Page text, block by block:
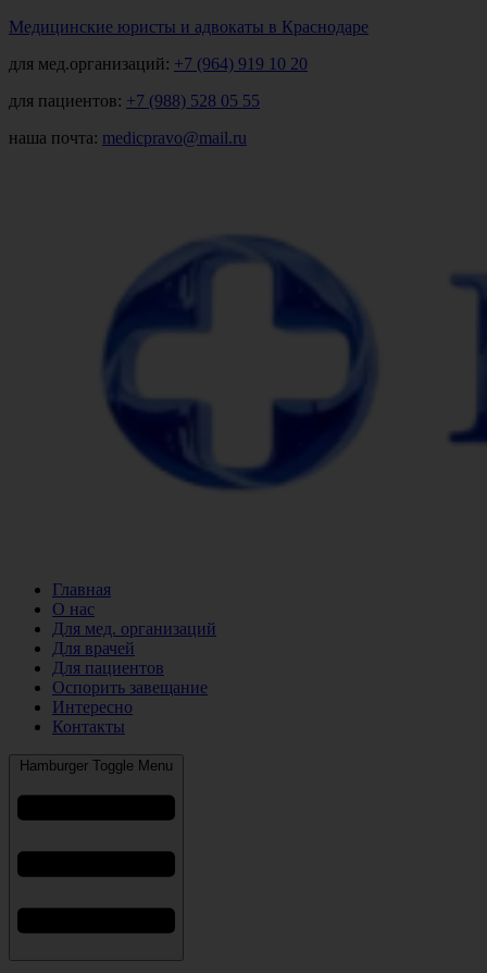
Медицинские юристы и адвокаты в Краснодаре
для мед.организаций: +7 (964) 919 10 20
для пациентов: +7 (988) 528 05 55
наша почта: medicpravo@mail.ru
Главная
О нас
Для мед. организаций
Для врачей
Для пациентов
Оспорить завещание
Интересно
Контакты
Hamburger Toggle Menu